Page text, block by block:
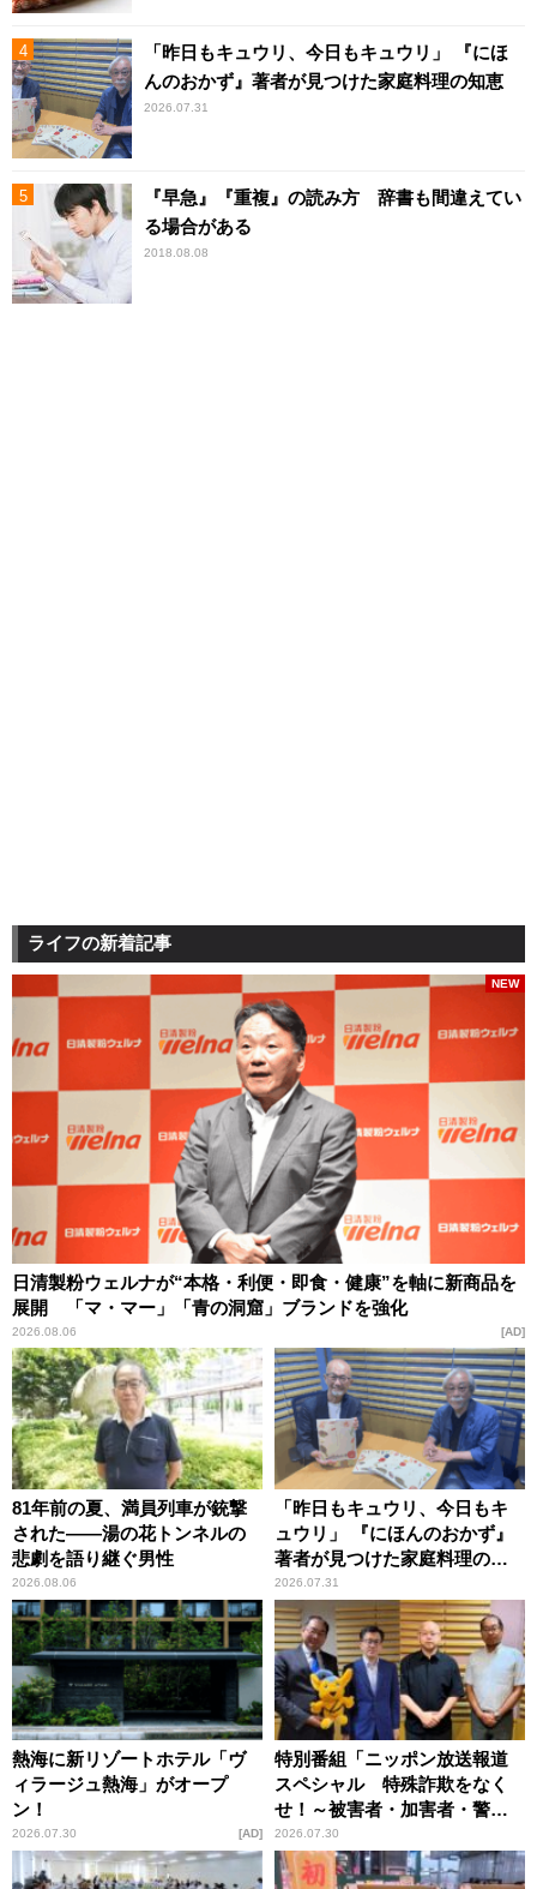
「昨日もキュウリ、今日もキュウリ」 『にほ
んのおかず』著者が見つけた家庭料理の知恵
2026.07.31
『早急』『重複』の読み方 辞書も間違えてい
る場合がある
2018.08.08
ライフの新着記事
日清製粉ウェルナが“本格・利便・即食・健康”を軸に新商品を
展開 「マ・マー」「青の洞窟」ブランドを強化
2026.08.06
NEW
AD
81年前の夏、満員列車が銃撃
された――湯の花トンネルの
悲劇を語り継ぐ男性
2026.08.06
「昨日もキュウリ、今日もキ
ュウリ」 『にほんのおかず』
著者が見つけた家庭料理の知
恵
2026.07.31
熱海に新リゾートホテル「ヴ
ィラージュ熱海」がオープ
ン！
2026.07.30 AD
特別番組「ニッポン放送報道
スペシャル 特殊詐欺をなく
せ！～被害者・加害者・警視
庁が語るトクリュウの実態
～」放送
2026.07.30